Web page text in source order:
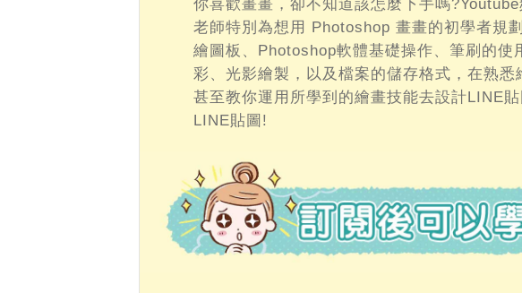
你喜歡畫畫，卻不知道該怎麼下手嗎
老師特別為想用 Photoshop 畫畫的初學者規
繪圖板、Photoshop軟體基礎操作、筆刷的使
彩、光影繪製，以及檔案的儲存格式，在熟
甚至教你運用所學到的繪畫技能去設計LINE
LINE貼圖!